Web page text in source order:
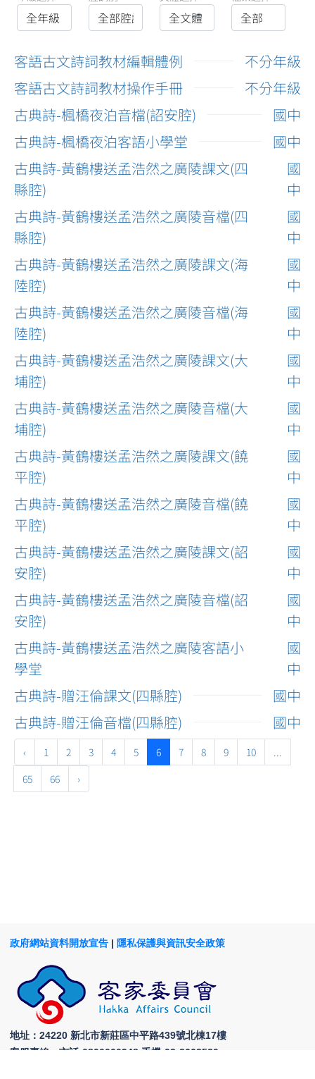
客語古文詩詞教材編輯體例
不分年級
客語古文詩詞教材操作手冊
不分年級
古典詩-楓橋夜泊音檔(詔安腔)
國中
古典詩-楓橋夜泊客語小學堂
國中
古典詩-黃鶴樓送孟浩然之廣陵課文(四
縣腔)
國
中
古典詩-黃鶴樓送孟浩然之廣陵音檔(四
縣腔)
國
中
古典詩-黃鶴樓送孟浩然之廣陵課文(海
陸腔)
國
中
古典詩-黃鶴樓送孟浩然之廣陵音檔(海
陸腔)
國
中
古典詩-黃鶴樓送孟浩然之廣陵課文(大
埔腔)
國
中
古典詩-黃鶴樓送孟浩然之廣陵音檔(大
埔腔)
國
中
古典詩-黃鶴樓送孟浩然之廣陵課文(饒
平腔)
國
中
古典詩-黃鶴樓送孟浩然之廣陵音檔(饒
平腔)
國
中
古典詩-黃鶴樓送孟浩然之廣陵課文(詔
安腔)
國
中
古典詩-黃鶴樓送孟浩然之廣陵音檔(詔
安腔)
國
中
古典詩-黃鶴樓送孟浩然之廣陵客語小
學堂
國
中
古典詩-贈汪倫課文(四縣腔)
國中
古典詩-贈汪倫音檔(四縣腔)
國中
‹ 1 2 3 4 5 6 7 8 9 10
...
65
66 ›
政府網站資料開放宣告 | 隱私保護與資訊安全政策
地址：24220 新北市新莊區中平路439號北棟17樓
客服專線：市話:0800000948 手機:03-3663530